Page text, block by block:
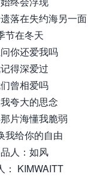
落在失约海另一面
节在冬天
你还爱我吗
得深爱过
曾相爱吗
夸大的思念
片海懂我脆弱
我给你的自由
人：如风
： KIMWAITT